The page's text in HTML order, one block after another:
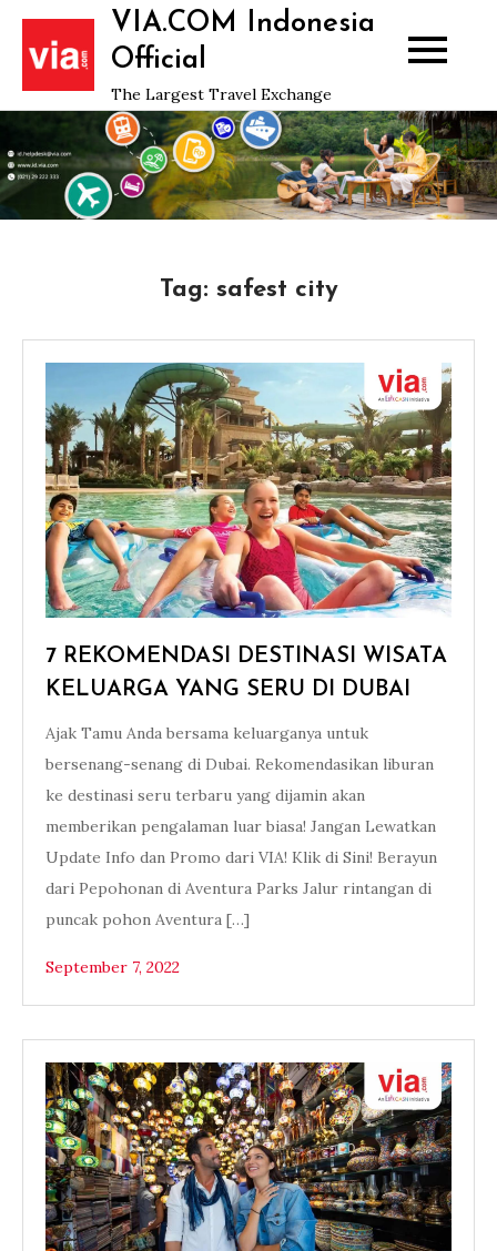
Skip
content
VIA.COM Indonesia
Official
The Largest Travel Exchange
Tag: safest city
7 REKOMENDASI DESTINASI WISATA
KELUARGA YANG SERU DI DUBAI
Ajak Tamu Anda bersama keluarganya untuk
bersenang-senang di Dubai. Rekomendasikan liburan
ke destinasi seru terbaru yang dijamin akan
memberikan pengalaman luar biasa! Jangan Lewatkan
Update Info dan Promo dari VIA! Klik di Sini! Berayun
dari Pepohonan di Aventura Parks Jalur rintangan di
puncak pohon Aventura […]
September 7, 2022